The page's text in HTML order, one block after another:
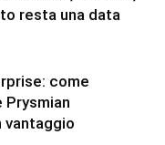
resta una data
come
Prysmian
vantaggio